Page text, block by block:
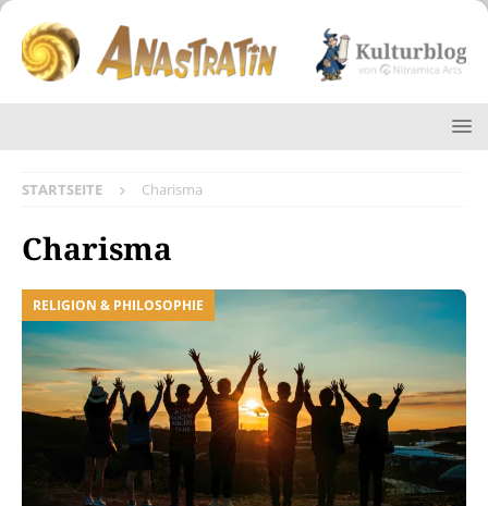
STARTSEITE Charisma
Charisma
RELIGION & PHILOSOPHIE